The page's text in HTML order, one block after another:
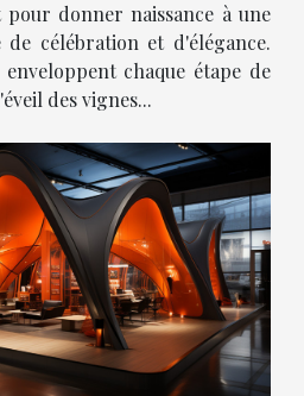
donner naissance à une
de célébration et d'élégance.
chaque étape de
des vignes...